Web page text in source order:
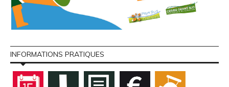
INFORMATIONS PRATIQUES